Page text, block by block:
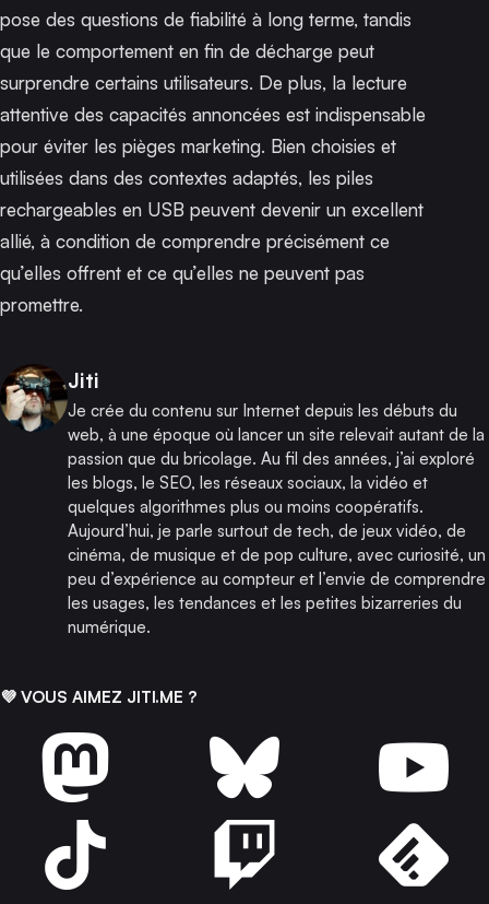
pose des questions de fiabilité à long terme, tandis
que le comportement en fin de décharge peut
surprendre certains utilisateurs. De plus, la lecture
attentive des capacités annoncées est indispensable
pour éviter les pièges marketing. Bien choisies et
utilisées dans des contextes adaptés, les piles
rechargeables en USB peuvent devenir un excellent
allié, à condition de comprendre précisément ce
qu’elles offrent et ce qu’elles ne peuvent pas
promettre.
Publié par
Jiti
Je crée du contenu sur Internet depuis les débuts du
web, à une époque où lancer un site relevait autant de la
passion que du bricolage. Au fil des années, j’ai exploré
les blogs, le SEO, les réseaux sociaux, la vidéo et
quelques algorithmes plus ou moins coopératifs.
Aujourd’hui, je parle surtout de tech, de jeux vidéo, de
cinéma, de musique et de pop culture, avec curiosité, un
peu d’expérience au compteur et l’envie de comprendre
les usages, les tendances et les petites bizarreries du
numérique.
💜 VOUS AIMEZ JITI.ME ?